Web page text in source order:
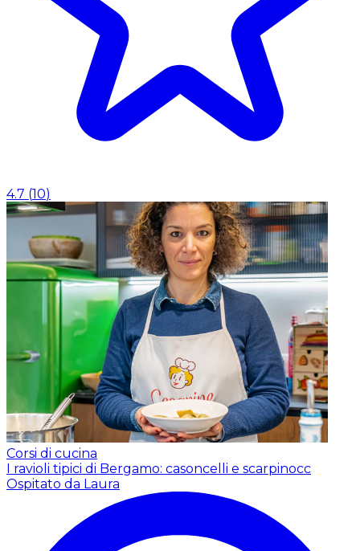
4.7 (10)
Corsi di cucina
I ravioli tipici di Bergamo: casoncelli e scarpinocc
Ospitato da Laura